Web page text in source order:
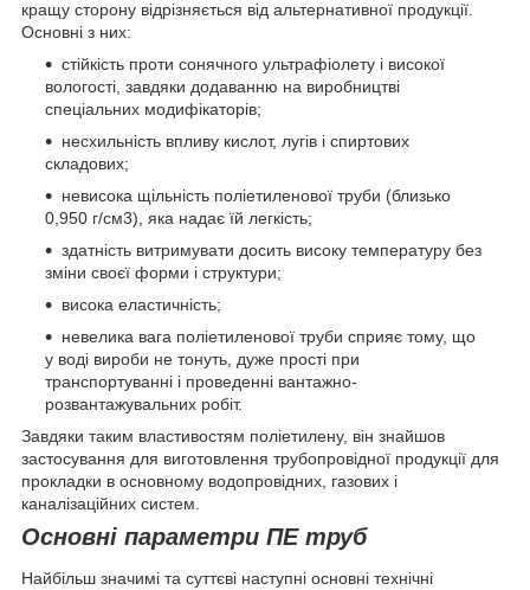
кращу сторону відрізняється від альтернативної продукції.
Основні з них:
стійкість проти сонячного ультрафіолету і високої
вологості, завдяки додаванню на виробництві
спеціальних модифікаторів;
несхильність впливу кислот, лугів і спиртових
складових;
невисока щільність поліетиленової труби (близько
0,950 г/см3), яка надає їй легкість;
здатність витримувати досить високу температуру без
зміни своєї форми і структури;
висока еластичність;
невелика вага поліетиленової труби сприяє тому, що
у воді вироби не тонуть, дуже прості при
транспортуванні і проведенні вантажно-
розвантажувальних робіт.
Завдяки таким властивостям поліетилену, він знайшов
застосування для виготовлення трубопровідної продукції для
прокладки в основному водопровідних, газових і
каналізаційних систем.
Основні параметри ПЕ труб
Найбільш значимі та суттєві наступні основні технічні